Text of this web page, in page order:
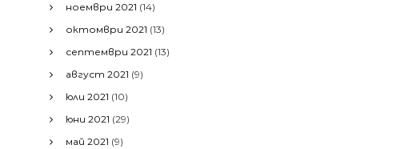
ноември 2021 (14)
октомври 2021 (13)
септември 2021 (13)
август 2021 (9)
юли 2021 (10)
юни 2021 (29)
май 2021 (9)